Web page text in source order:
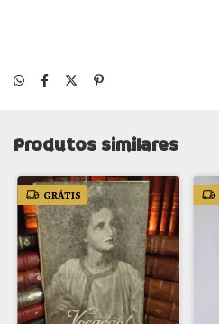
Produtos similares
GRÁTIS